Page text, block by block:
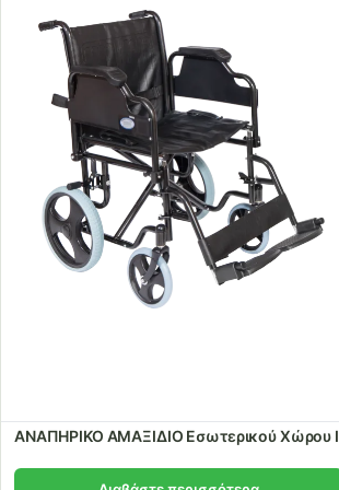
ΑΝΑΠΗΡΙΚΟ ΑΜΑΞΙΔΙΟ Εσωτερικού Χώρου Ι